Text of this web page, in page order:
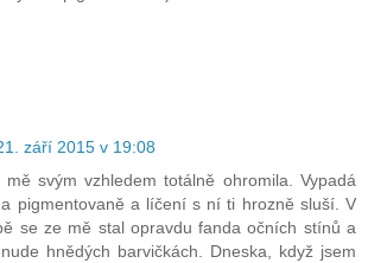
září 2015 v 19:08
mě svým vzhledem totálně ohromila. Vypadá
pigmentovaně a líčení s ní ti hrozně sluší. V
se ze mě stal opravdu fanda očních stínů a
hnědých barvičkách. Dneska, když jsem